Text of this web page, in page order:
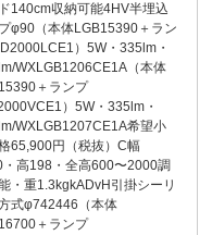
140cm収納可能4HV半埋込
φ90（本体LGB15390＋ラン
）5W・335lm・
WXLGB1206CE1A（本体
＋ランプ
）5W・335lm・
WXLGB1207CE1A希望小
65,900円（税抜）C幅
高198・全高600〜2000調
・重1.3kgkADvH引掛シーリ
式φ742446（本体
＋ランプ